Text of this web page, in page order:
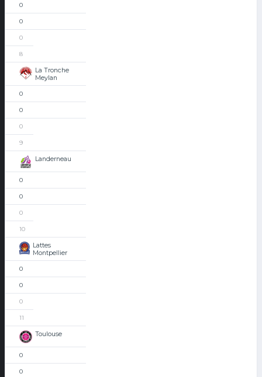
0
0
0
8
La Tronche
Meylan
0
0
0
9
Landerneau
0
0
0
10
Lattes
Montpellier
0
0
0
11
Toulouse
0
0